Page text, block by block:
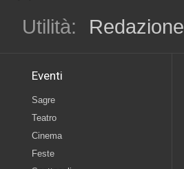
Utilità:
Redazione
Eventi
Sagre
Teatro
Cinema
Feste